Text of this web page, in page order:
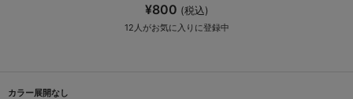
¥800 (税込)
12 人がお気に入りに登録中
カラー展開なし